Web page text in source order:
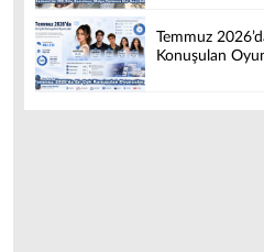
Temmuz
Konuşulan